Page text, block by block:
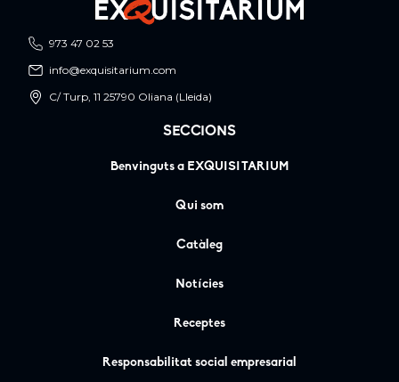
973 47 02 53
info@exquisitarium.com
C/ Turp, 11 25790 Oliana (Lleida)
SECCIONS
Benvinguts a EXQUISITARIUM
Qui som
Catàleg
Notícies
Receptes
Responsabilitat social empresarial